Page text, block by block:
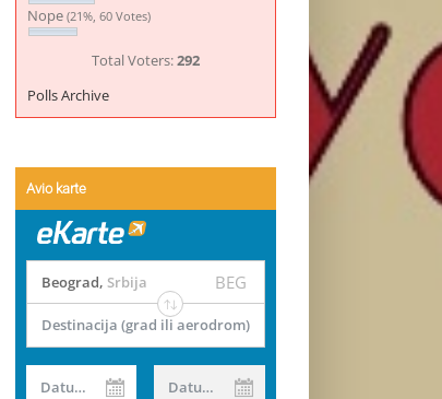
Nope (21%, 60 Votes)
Total Voters:292
Polls Archive
Avio karte
Beograd, Srbija BEG
Destinacija (grad ili aerodrom)
Datum od Datum do